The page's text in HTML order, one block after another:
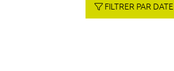
FILTRER PAR DATE